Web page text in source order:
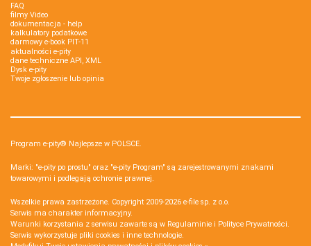
FAQ
filmy Video
dokumentacja - help
kalkulatory podatkowe
darmowy e-book PIT-11
aktualności e-pity
dane techniczne API, XML
Dysk e-pity
Twoje zgłoszenie lub opinia
Program e-pity® Najlepsze w POLSCE.
Marki: "e-pity po prostu" oraz "e-pity Program" są zarejestrowanymi znakami
towarowymi i podlegają ochronie prawnej.
Wszelkie prawa zastrzeżone. Copyright 2009-2026 e-file sp. z o.o.
Serwis ma charakter informacyjny.
Warunki korzystania z serwisu zawarte są w Regulaminie i Polityce Prywatności.
Serwis wykorzystuje pliki cookies i inne technologie.